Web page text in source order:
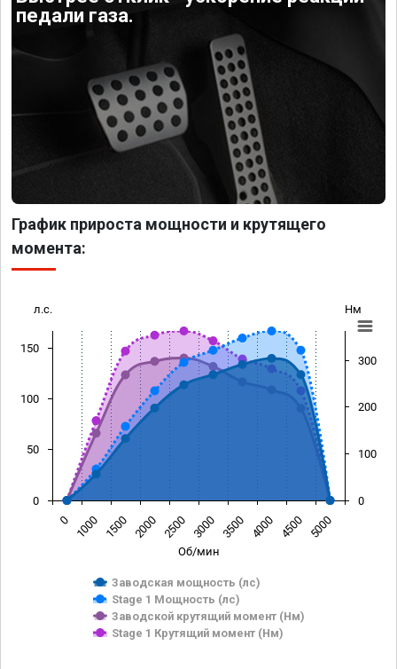
педали газа.
График прироста мощности и крутящего
момента:
Об/мин
л.с. Нм
Заводская мощность (лс)
Stage 1 Мощность (лс)
Заводской крутящий момент (Нм)
Stage 1 Крутящий момент (Нм)
0 1000 1500 2000 2500 3000 3500 4000 4500 5000
0
50
100
150
0
100
200
300